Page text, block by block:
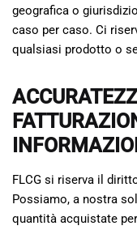
geografica o
caso per caso. Ci
qualsiasi prodotto o
FLCG si riserva il
Possiamo, a nostra
quantità acquistate